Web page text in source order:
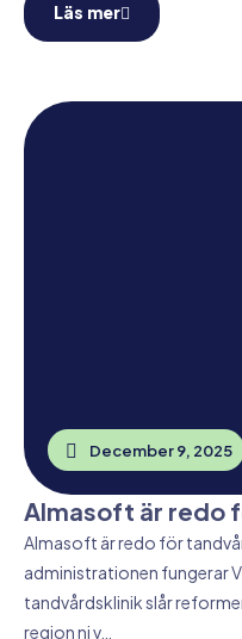
Läs mer
December 9, 2025
Almasoft är redo
Almasoft är redo för
administrationen fungerar
tandvårdsklinik slår
region ni v…